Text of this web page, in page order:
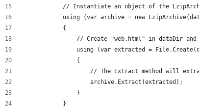
// Instantiate an object of the
using (var archive = new
            {
// Create "web.html" in dataDir
using (var extracted =
                {
// The Extract method will
                    archive.Extract(extracted);
                }
            }